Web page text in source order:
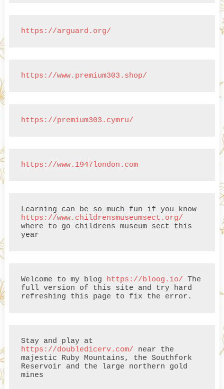
https://arguard.org/
https://www.premium303.shop/
https://premium303.cymru/
https://www.1947london.com
Learning can be so much fun if you know
https://www.childrensmuseumsect.org/
where to go childrens museum sect this
year
Welcome to my blog https://bloog.io/ The
full version of this site and try hard
refreshing this page to fix the error.
https://doubledicerv.com/ near the
majestic Ruby Mountains, the Southfork
Reservoir and the large northern gold
mines